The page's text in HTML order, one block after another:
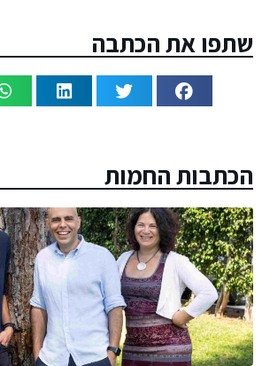
שתפו את הכתבה
הכתבות החמות